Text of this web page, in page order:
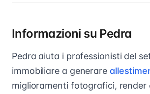
Informazioni su Pedra
Pedra aiuta i professionisti del
immobiliare a generare
miglioramenti fotografici, render